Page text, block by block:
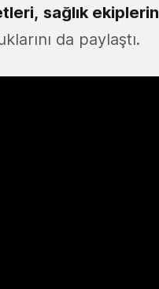
sağlık
da paylaştı.